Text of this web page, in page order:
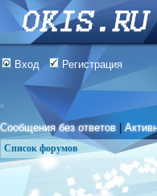
Вход Регистрация
Сообщения без ответов |
Список форумов